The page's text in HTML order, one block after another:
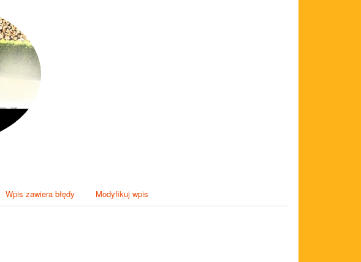
Wpis zawiera błędy Modyfikuj wpis